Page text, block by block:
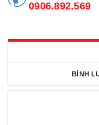
0906.892.569
BÌNH